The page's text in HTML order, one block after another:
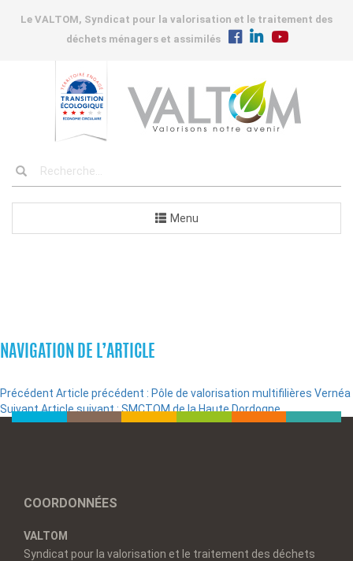
Le VALTOM, Syndicat pour la valorisation et le traitement des
déchets ménagers et assimilés
Menu
NAVIGATION DE L’ARTICLE
Précédent Article précédent : Pôle de valorisation multifilières Vernéa
SuivantArticle suivant :SMCTOM de la Haute Dordogne
COORDONNÉES
VALTOM
Syndicat pour la valorisation et le traitement des déchets